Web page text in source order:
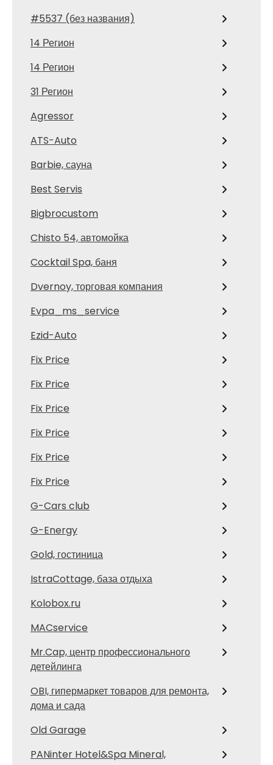
#5537 (без названия)
14 Регион
14 Регион
31 Регион
Agressor
ATS-Auto
Barbie, сауна
Best Servis
Bigbrocustom
Chisto 54, автомойка
Cocktail Spa, баня
Dvernoy, торговая компания
Evpa_ms_service
Ezid-Auto
Fix Price
Fix Price
Fix Price
Fix Price
Fix Price
Fix Price
G-Cars club
G-Energy
Gold, гостиница
IstraCottage, база отдыха
Kolobox.ru
MACservice
Mr.Cap, центр профессионального
детейлинга
OBI, гипермаркет товаров для ремонта,
дома и сада
Old Garage
PANinter Hotel&Spa Mineral,